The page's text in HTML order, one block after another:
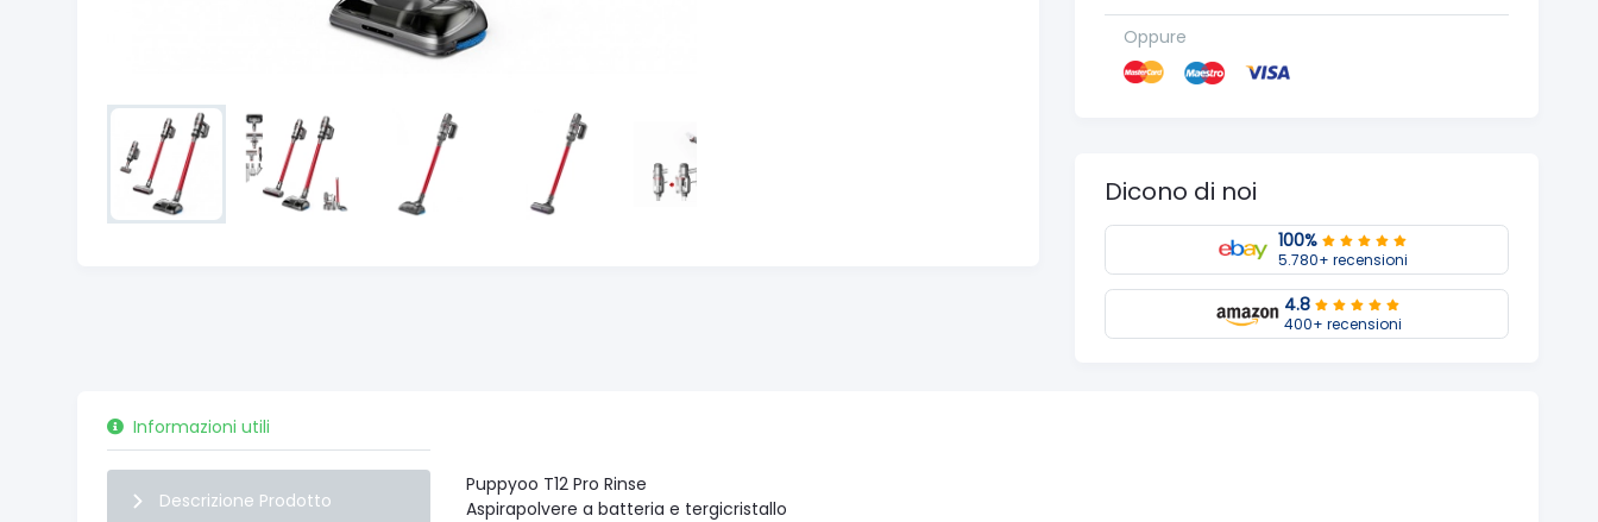
Oppure
Dicono di noi
100%
5.780+ recensioni
4.8
400+ recensioni
Informazioni utili
Descrizione Prodotto
Puppyoo T12 Pro Rinse
Aspirapolvere a batteria e tergicristallo